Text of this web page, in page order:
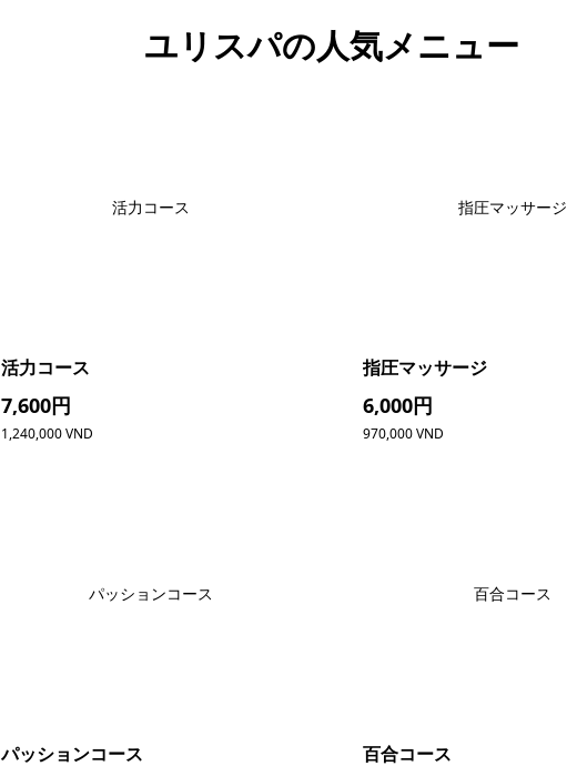
ユリスパの人気メニュー
活力コース
活力コース
7,600円
1,240,000 VND
指圧マッサージ
指圧マッサージ
6,000円
970,000 VND
パッションコース
パッションコース
百合コース
百合コース